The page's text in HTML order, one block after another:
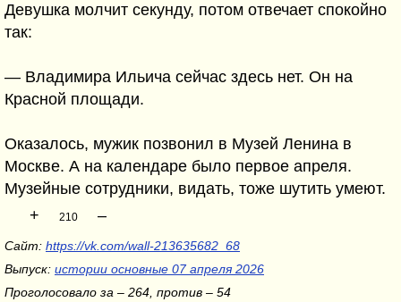
Девушка молчит секунду, потом отвечает спокойно
так:
— Владимира Ильича сейчас здесь нет. Он на
Красной площади.
Оказалось, мужик позвонил в Музей Ленина в
Москве. А на календаре было первое апреля.
Музейные сотрудники, видать, тоже шутить умеют.
+
210 –
Сайт: https://vk.com/wall-213635682_68
Выпуск: истории основные 07 апреля 2026
Проголосовало за – 264, против – 54